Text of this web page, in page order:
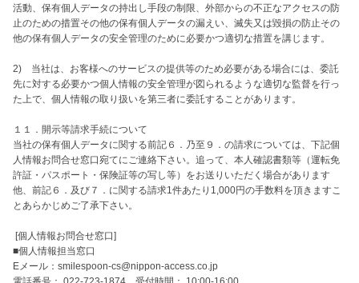
活動、保有個人データの持出し手段の制限、外部からの不正なアクセスの防
止のための措置その他の保有個人データの漏えい、滅失又は毀損の防止その
他の保有個人データの安全管理のために必要かつ適切な措置を講じます。
2)　当社は、お客様へのサービスの提供等のため必要がある場合には、委託
先に対する必要かつ個人情報の安全管理が図られるような適切な監督を行っ
た上で、個人情報の取り扱いを第三者に委託することがあります。
１１．開示等請求手続について
当社の保有個人データに関する前記６．乃至９．の請求については、下記個
人情報お問合せ窓口宛てにご連絡下さい。追って、本人確認書類等（運転免
許証・パスポート・保険証等の写し等）をお送りいただく場合があります
他、前記６．及び７．に関する請求1件あたり1,000円の手数料を頂きますこ
とあらかじめご了承下さい。
■個人情報担当窓口
Eメール：smilespoon-cs@nippon-access.co.jp